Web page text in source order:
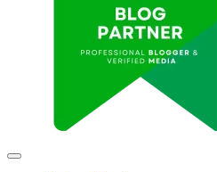
Expand